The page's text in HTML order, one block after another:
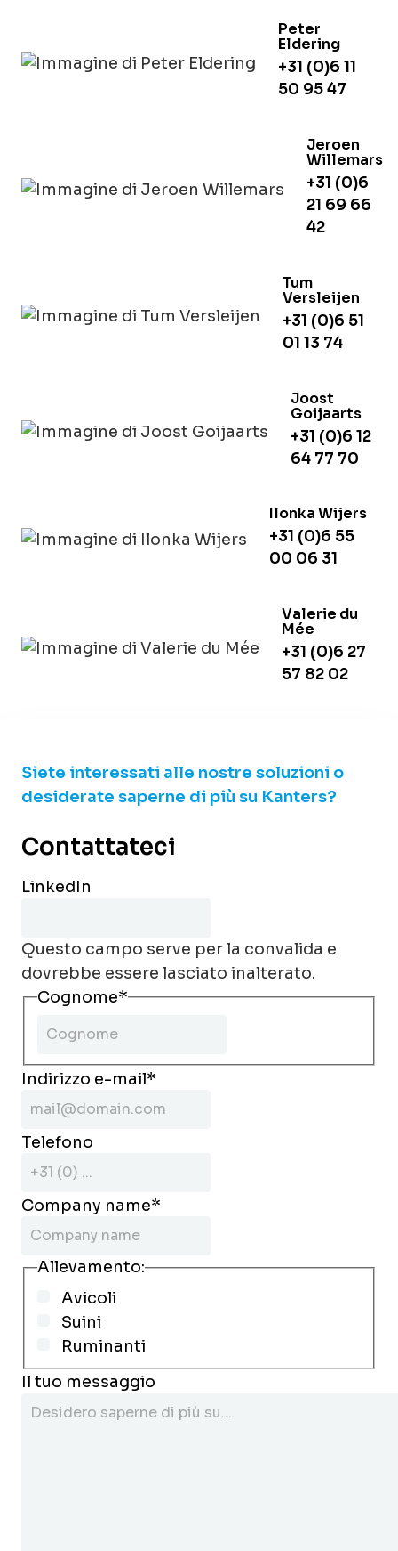
Peter
Eldering
+31 (0)6 11
50 95 47
Jeroen
Willemars
+31 (0)6
21 69 66
42
Tum
Versleijen
+31 (0)6 51
01 13 74
Joost
Goijaarts
+31 (0)6 12
64 77 70
Ilonka Wijers
+31 (0)6 55
00 06 31
Valerie du
Mée
+31 (0)6 27
57 82 02
Siete interessati alle nostre soluzioni o
desiderate saperne di più su Kanters?
Contattateci
LinkedIn
Questo campo serve per la convalida e
dovrebbe essere lasciato inalterato.
Cognome*
Indirizzo e-mail*
Telefono
Company name*
Allevamento:
Avicoli
Suini
Ruminanti
Il tuo messaggio